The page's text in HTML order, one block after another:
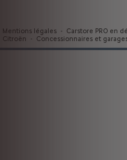
Mentions légales -
Carstore PRO en
Citroën
- Concessionnaires et